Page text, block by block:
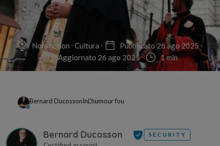
Non-fiction Cultura
Pubblicato 26 ago 2025
Aggiornato 26 ago 2025
1 min
Bernard DucossonInL'humour fou
Bernard Ducosson SECURITY